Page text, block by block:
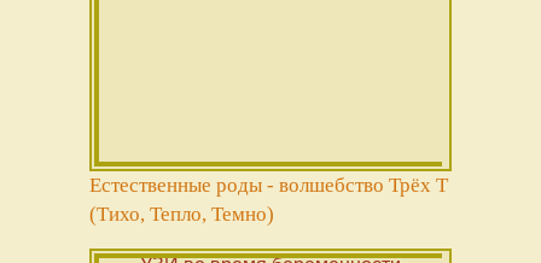
Естественные роды - волшебство Трёх Т
(Тихо, Тепло, Темно)